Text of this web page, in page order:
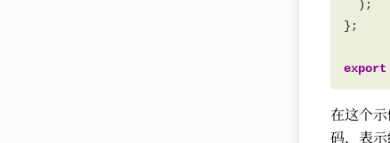
export
在这个示
码，表示